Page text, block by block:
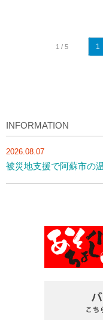
1 / 5 1
INFORMATION
2026.08.07
被災地支援で阿蘇市の